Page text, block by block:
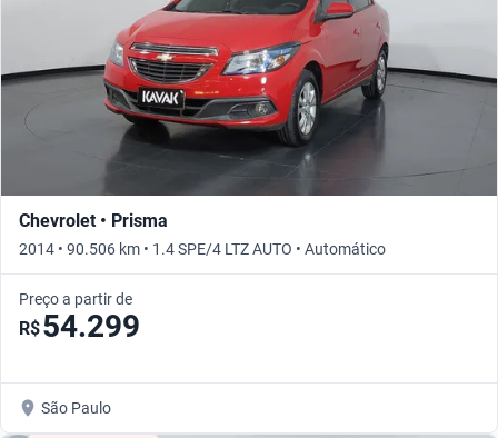
Chevrolet • Prisma
2014 • 90.506 km • 1.4 SPE/4 LTZ AUTO • Automático
Preço a partir de
R$54.299
São Paulo